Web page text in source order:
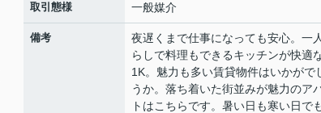
取引態様 一般媒介
備考
夜遅くまで仕事になっても安心。一
らしで料理もできるキッチンが快適
1K。魅力も多い賃貸物件はいかがで
うか。落ち着いた街並みが魅力のア
トはこちらです。暑い日も寒い日で